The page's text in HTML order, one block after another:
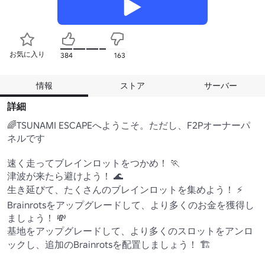
お気に入り 384 163
情報 ストア サーバー
詳細
🌈TSUNAMI ESCAPEへようこそ。ただし、F2Pオーナーパ
ネルです
速く走ってブレインロットをつかめ！ 🏃
津波が来たら避けよう！ 🌊
生き延びて、たくさんのブレインロットを集めよう！ ⚡
Brainrotsをアップグレードして、より多くのお金を獲得し
ましょう！ 💸
基地をアップグレードして、より多くのスロットをアンロ
ックし、追加のBrainrotsを配置しましょう！ 🏗️